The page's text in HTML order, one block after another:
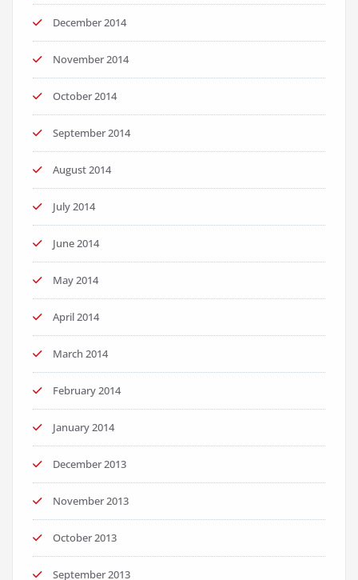
December 2014
November 2014
October 2014
September 2014
August 2014
July 2014
June 2014
May 2014
April 2014
March 2014
February 2014
January 2014
December 2013
November 2013
October 2013
September 2013